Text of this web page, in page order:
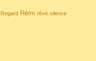
Regard Rémi rêve silence